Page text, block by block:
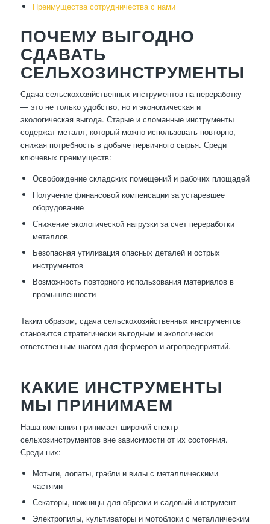
Преимущества сотрудничества с нами
ПОЧЕМУ ВЫГОДНО
СДАВАТЬ
СЕЛЬХОЗИНСТРУМЕНТЫ
Сдача сельскохозяйственных инструментов на переработку
— это не только удобство, но и экономическая и
экологическая выгода. Старые и сломанные инструменты
содержат металл, который можно использовать повторно,
снижая потребность в добыче первичного сырья. Среди
ключевых преимуществ:
Освобождение складских помещений и рабочих площадей
Получение финансовой компенсации за устаревшее
оборудование
Снижение экологической нагрузки за счет переработки
металлов
Безопасная утилизация опасных деталей и острых
инструментов
Возможность повторного использования материалов в
промышленности
Таким образом, сдача сельскохозяйственных инструментов
становится стратегически выгодным и экологически
ответственным шагом для фермеров и агропредприятий.
КАКИЕ ИНСТРУМЕНТЫ
МЫ ПРИНИМАЕМ
Наша компания принимает широкий спектр
сельхозинструментов вне зависимости от их состояния.
Среди них:
Мотыги, лопаты, грабли и вилы с металлическими
частями
Секаторы, ножницы для обрезки и садовый инструмент
Электропилы, культиваторы и мотоблоки с металлическим